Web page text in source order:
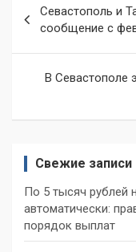
по
записям
Севастополь и
сообщение с
В Севастополе
Свежие записи
По 5 тысяч рублей
автоматически:
порядок выплат